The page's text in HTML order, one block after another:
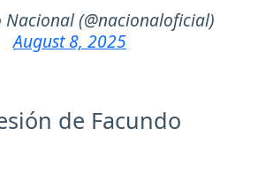
(@nacionaloficial)
August 8, 2025
de Facundo